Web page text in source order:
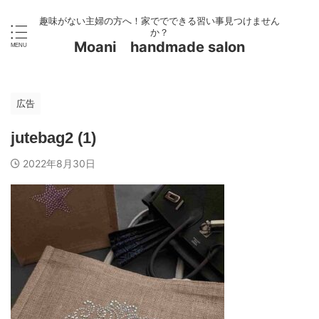
趣味がない主婦の方へ！家ででできる習い事見つけません
か？
Moani handmade salon
広告
jutebag2 (1)
2022年8月30日